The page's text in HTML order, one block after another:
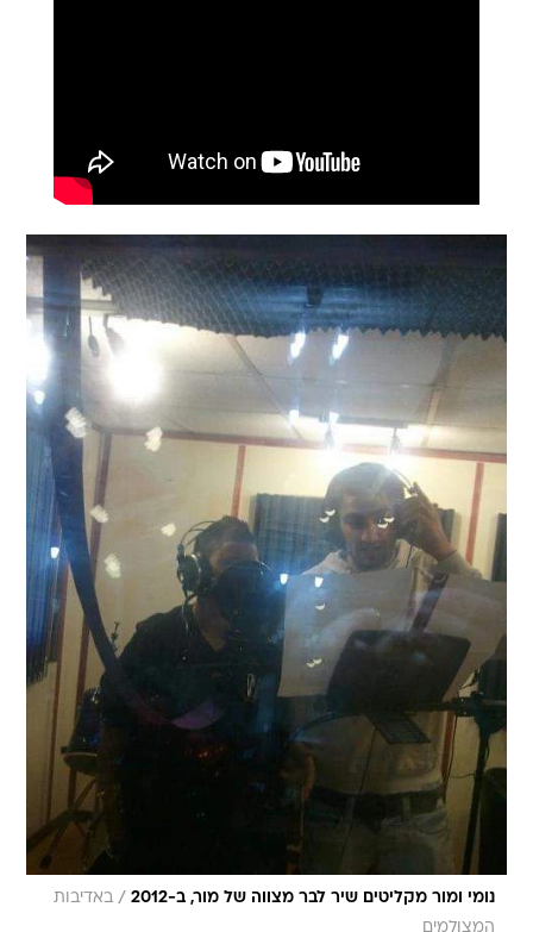
נומי ומור מקליטים שיר לבר מצווה של מור, ב-2012 / באדיבות
המצולמים